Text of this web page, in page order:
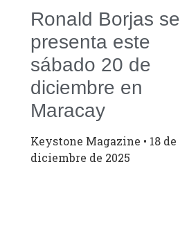
Ronald Borjas se
presenta este
sábado 20 de
diciembre en
Maracay
Keystone Magazine
18 de
diciembre de 2025